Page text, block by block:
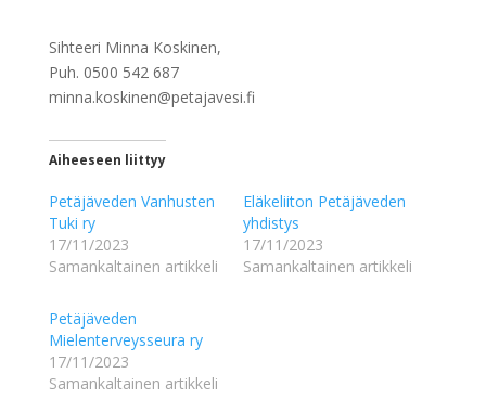
Sihteeri Minna Koskinen,
Puh. 0500 542 687
minna.koskinen@petajavesi.fi
Aiheeseen liittyy
Petäjäveden Vanhusten
Tuki ry
17/11/2023
Samankaltainen artikkeli
Eläkeliiton Petäjäveden
yhdistys
17/11/2023
Samankaltainen artikkeli
Petäjäveden
Mielenterveysseura ry
17/11/2023
Samankaltainen artikkeli